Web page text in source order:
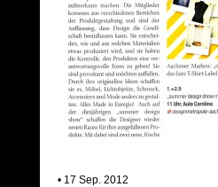
• 17 Sep. 2012